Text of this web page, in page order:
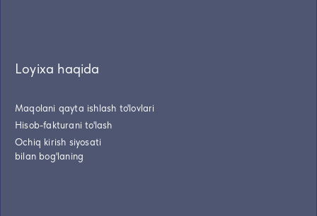
Loyixa haqida
Maqolani qayta ishlash to'lovlari
Hisob-fakturani to'lash
Ochiq kirish siyosati
bilan bog'laning